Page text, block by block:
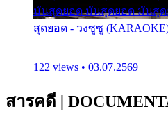
มันสุดยอด มันสุดยอด มันสุ
สุดยอด - วงซูซู
122 views • 03.07.2569
สารคดี |